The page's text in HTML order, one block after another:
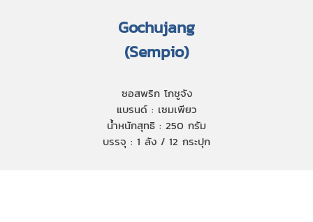
Gochujang
(Sempio)
ซอสพริก โกชูจัง
แบรนด์ : เซมเพียว
น้ำหนักสุทธิ : 250 กรัม
บรรจุ : 1 ลัง / 12 กระปุก